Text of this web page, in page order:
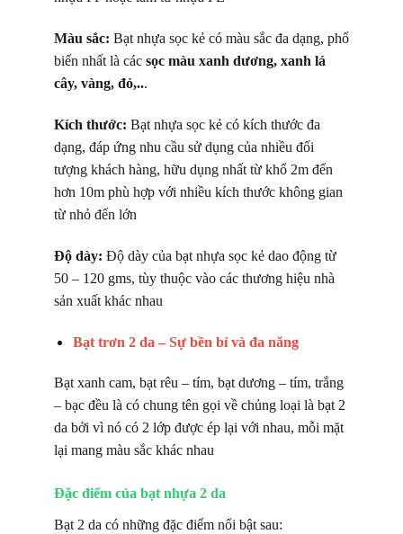
Màu sắc: Bạt nhựa sọc kẻ có màu sắc đa dạng, phổ
biến nhất là các sọc màu xanh dương, xanh lá
cây, vàng, đỏ,...
Kích thước: Bạt nhựa sọc kẻ có kích thước đa
dạng, đáp ứng nhu cầu sử dụng của nhiều đối
tượng khách hàng, hữu dụng nhất từ khổ 2m đến
hơn 10m phù hợp với nhiều kích thước không gian
từ nhỏ đến lớn
Độ dày: Độ dày của bạt nhựa sọc kẻ dao động từ
50 – 120 gms, tùy thuộc vào các thương hiệu nhà
sản xuất khác nhau
Bạt trơn 2 da – Sự bền bỉ và đa năng
Bạt xanh cam, bạt rêu – tím, bạt dương – tím, trắng
– bạc đều là có chung tên gọi về chủng loại là bạt 2
da bởi vì nó có 2 lớp được ép lại với nhau, mỗi mặt
lại mang màu sắc khác nhau
Đặc điểm của bạt nhựa 2 da
Bạt 2 da có những đặc điểm nổi bật sau: